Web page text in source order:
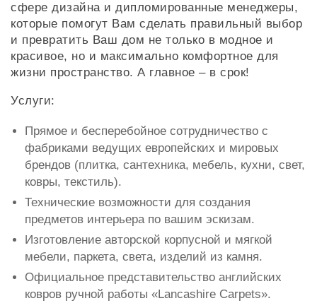
сфере дизайна и дипломированные менеджеры,
которые помогут Вам сделать правильный выбор
и превратить Ваш дом не только в модное и
красивое, но и максимально комфортное для
жизни пространство. А главное – в срок!
Услуги:
Прямое и бесперебойное сотрудничество с
фабриками ведущих европейских и мировых
брендов (плитка, сантехника, мебель, кухни, свет,
ковры, текстиль).
Технические возможности для создания
предметов интерьера по вашим эскизам.
Изготовление авторской корпусной и мягкой
мебели, паркета, света, изделий из камня.
Официальное представительство английских
ковров ручной работы «Lancashire Carpets».